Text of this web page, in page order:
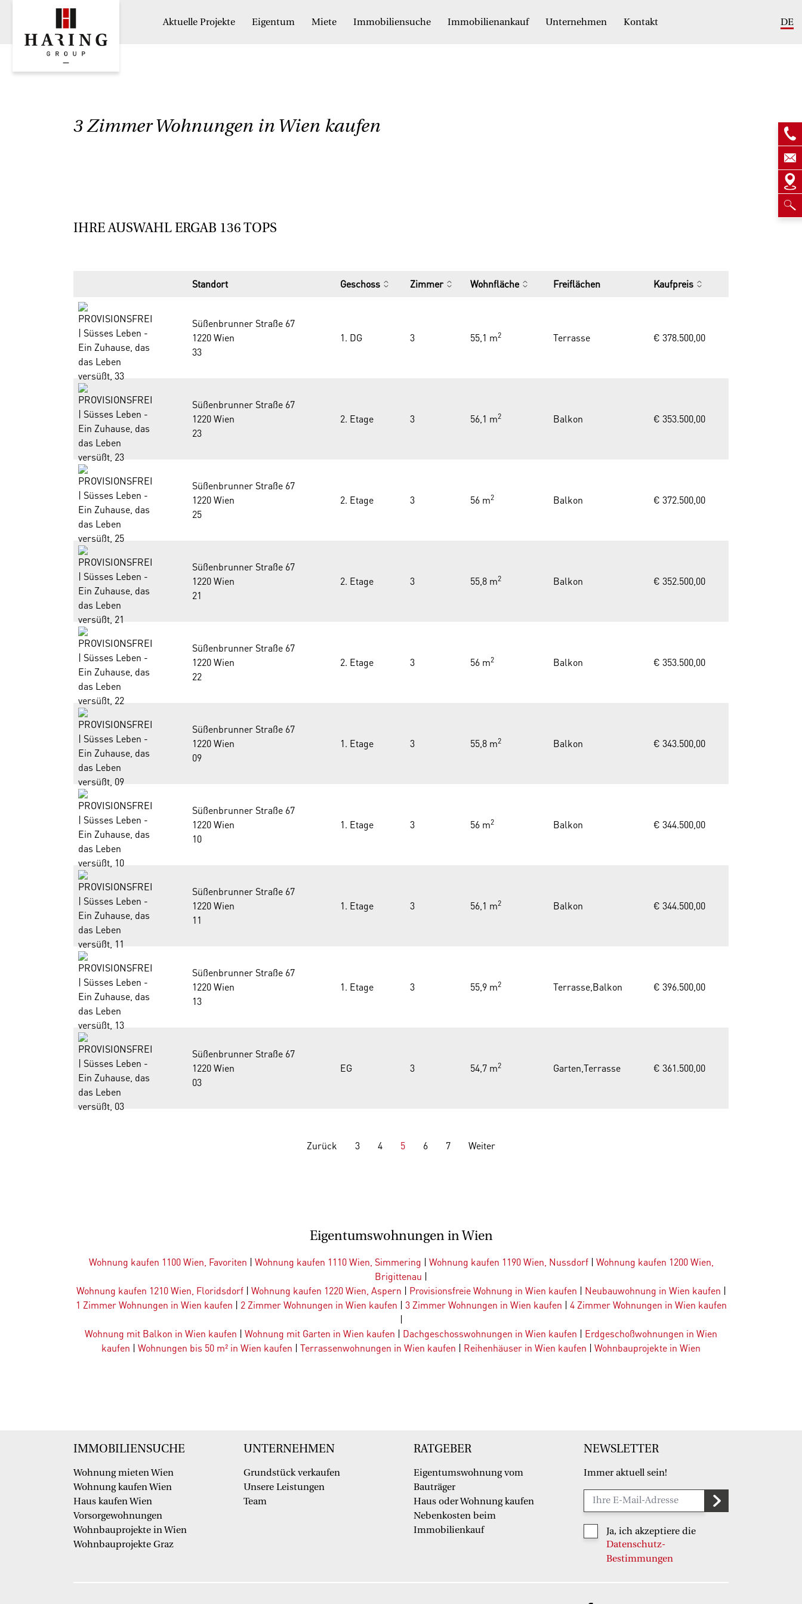
Aktuelle Projekte Eigentum Miete Immobiliensuche Immobilienankauf Unternehmen Kontakt DE
3 Zimmer Wohnungen in Wien kaufen
IHRE AUSWAHL ERGAB 136TOPS
Standort Geschoss Zimmer Wohnfläche Freiflächen Kaufpreis
Süßenbrunner Straße 67
1220 Wien
33
1. DG 3 55,1 m2 Terrasse € 378.500,00
Süßenbrunner Straße 67
1220 Wien
23
2. Etage 3 56,1 m2 Balkon € 353.500,00
Süßenbrunner Straße 67
1220 Wien
25
2. Etage 3 56 m2 Balkon € 372.500,00
Süßenbrunner Straße 67
1220 Wien
21
2. Etage 3 55,8 m2 Balkon € 352.500,00
Süßenbrunner Straße 67
1220 Wien
22
2. Etage 3 56 m2 Balkon € 353.500,00
Süßenbrunner Straße 67
1220 Wien
09
1. Etage 3 55,8 m2 Balkon € 343.500,00
Süßenbrunner Straße 67
1220 Wien
10
1. Etage 3 56 m2 Balkon € 344.500,00
Süßenbrunner Straße 67
1220 Wien
11
1. Etage 3 56,1 m2 Balkon € 344.500,00
Süßenbrunner Straße 67
1220 Wien
13
1. Etage 3 55,9 m2 Terrasse,Balkon € 396.500,00
Süßenbrunner Straße 67
1220 Wien
03
EG 3 54,7 m2 Garten,Terrasse € 361.500,00
Zurück 3 4 5 6 7 Weiter
Eigentumswohnungen in Wien
Wohnung kaufen 1100 Wien, Favoriten | Wohnung kaufen 1110 Wien, Simmering | Wohnung kaufen 1190 Wien, Nussdorf| Wohnung kaufen 1200 Wien,
Brigittenau |
Wohnung kaufen 1210 Wien, Floridsdorf| Wohnung kaufen 1220 Wien, Aspern | Provisionsfreie Wohnung in Wien kaufen | Neubauwohnung in Wien kaufen |
1 Zimmer Wohnungen in Wien kaufen | 2 Zimmer Wohnungen in Wien kaufen | 3 Zimmer Wohnungen in Wien kaufen | 4 Zimmer Wohnungen in Wien kaufen
|
Wohnung mit Balkon in Wien kaufen | Wohnung mit Garten in Wien kaufen | Dachgeschosswohnungen in Wien kaufen | Erdgeschoßwohnungen in Wien
kaufen | Wohnungen bis 50 m² in Wien kaufen | Terrassenwohnungen in Wien kaufen | Reihenhäuser in Wien kaufen | Wohnbauprojekte in Wien
IMMOBILIENSUCHE
Wohnung mieten Wien
Wohnung kaufen Wien
Haus kaufen Wien
Vorsorgewohnungen
Wohnbauprojekte in Wien
Wohnbauprojekte Graz
UNTERNEHMEN
Grundstück verkaufen
Unsere Leistungen
Team
RATGEBER
Eigentumswohnung vom
Bauträger
Haus oder Wohnung kaufen
Nebenkosten beim
Immobilienkauf
NEWSLETTER
Immer aktuell sein!
Ja, ich akzeptiere die
Datenschutz-
Bestimmungen